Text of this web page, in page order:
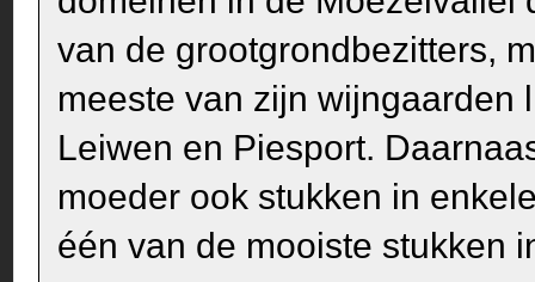
van de grootgrondbezitters,
meeste van zijn wijngaarden
Leiwen en Piesport.
moeder ook stukken in
één van de mooiste stukken